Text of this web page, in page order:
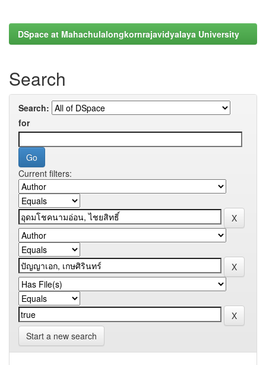
DSpace at Mahachulalongkornrajavidyalaya University
Search
Search:
for
Current filters:
Start a new search